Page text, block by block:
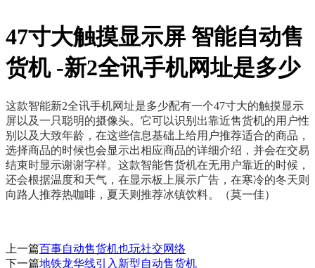
47寸大触摸显示屏 智能自动售
货机 -新2全讯手机网址是多少
这款智能新2全讯手机网址是多少配有一个47寸大的触摸显示
屏以及一只聪明的摄像头。它可以识别出靠近售货机的用户性
别以及大致年龄，在这些信息基础上给用户推荐适合的商品，
选择商品的时候也会显示出相应商品的详细介绍，并会在交易
结束时显示谢谢字样。这款智能售货机在无用户靠近的时候，
还会根据温度和天气，在显示板上展示广告 ，在寒冷的冬天则
向路人推荐热咖啡，夏天则推荐冰镇饮料。（莫一佳）
上一篇百事自动售货机也玩社交网络
下一篇地铁龙华线引入新型自动售货机